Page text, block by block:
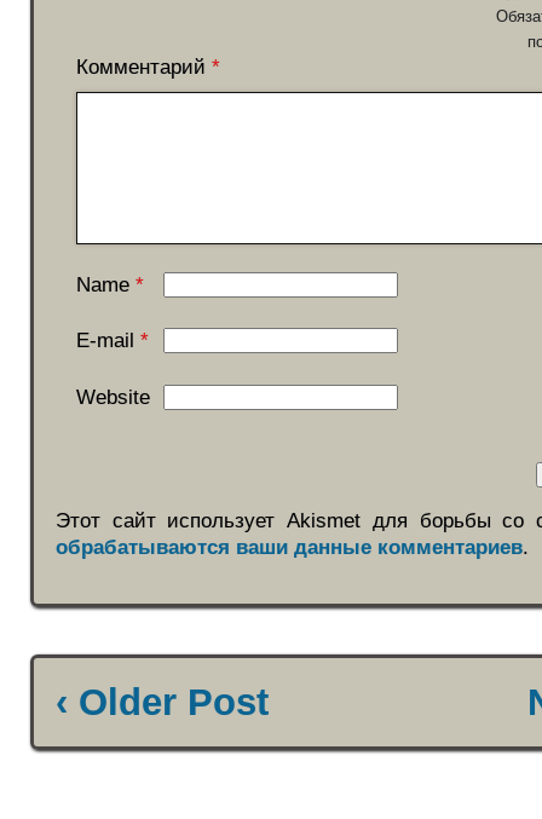
Комментарий*
Name *
E-mail *
Website
Этот сайт использует Akismet для борьбы
обрабатываются ваши данные комментариев.
‹ Older Post